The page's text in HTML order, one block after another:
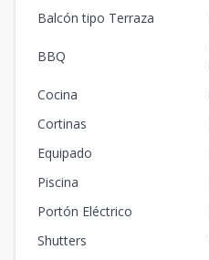
Balcón tipo Terraza
BBQ
Cocina
Cortinas
Equipado
Piscina
Portón Eléctrico
Shutters